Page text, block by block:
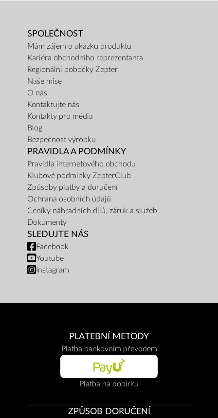
SPOLEČNOST
Mám zájem o ukázku produktu
Kariéra obchodního reprezentanta
Regionální pobočky Zepter
Naše mise
O nás
Kontaktujte nás
Kontakty pro média
Blog
Bezpečnost výrobku
PRAVIDLA A PODMÍNKY
Pravidla internetového obchodu
Klubové podmínky ZepterClub
Způsoby platby a doručení
Ochrana osobních údajů
Ceníky náhradních dílů, záruk a služeb
Dokumenty
SLEDUJTE NÁS
Facebook
Youtube
Instagram
PLATEBNÍ METODY
Platba bankovním převodem
Platba na dobírku
ZPŮSOB DORUČENÍ